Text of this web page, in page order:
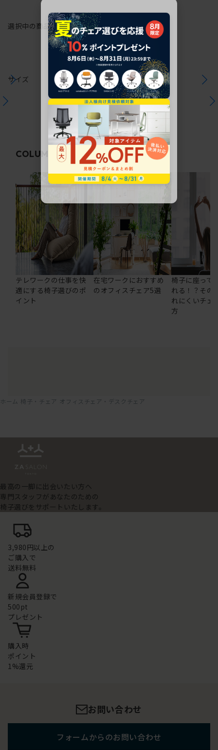
選択中の商品情報保証注意事項
サイズ
COLUMN 関連コラム
テレワークの仕事を快
適にする椅子選びのポ
イント
在宅ワークにおすすめ
のオフィスチェア5選
椅子に座って
れる！？その
れにくいチェ
方
ホーム 椅子・チェア オフィスチェア・デスクチェア
最高の一脚に出会いたい方へ
専門スタッフがあなたのための
椅子選びをサポートいたします。
3,980円以上の
ご購入で
送料無料
新規会員登録で
500pt
プレゼント
購入時
ポイント
1%還元
お問い合わせ
フォームからのお問い合わせ